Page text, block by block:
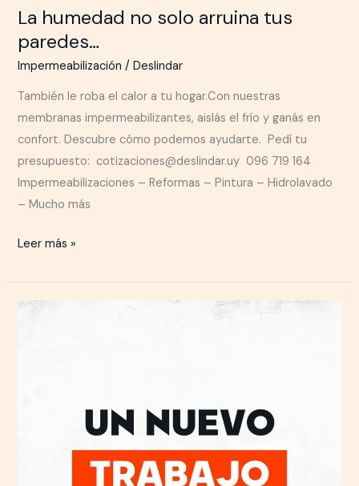
La humedad no solo arruina tus
paredes…
Impermeabilización /Deslindar
También le roba el calor a tu hogar.Con nuestras
membranas impermeabilizantes, aislás el frío y ganás en
confort. Descubre cómo podemos ayudarte. Pedí tu
presupuesto: cotizaciones@deslindar.uy 096 719 164
Impermeabilizaciones – Reformas – Pintura – Hidrolavado
– Mucho más
Leer más »